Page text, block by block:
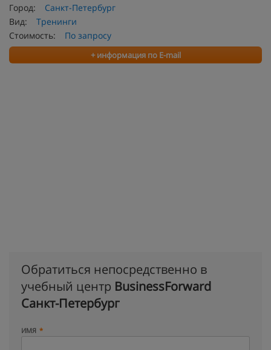
Город:
Санкт-Петербург
Вид:
Тренинги
Стоимость:
По запросу
+ информация по E-mail
Обратиться непосредственно в
учебный центр BusinessForward
Санкт-Петербург
ИМЯ